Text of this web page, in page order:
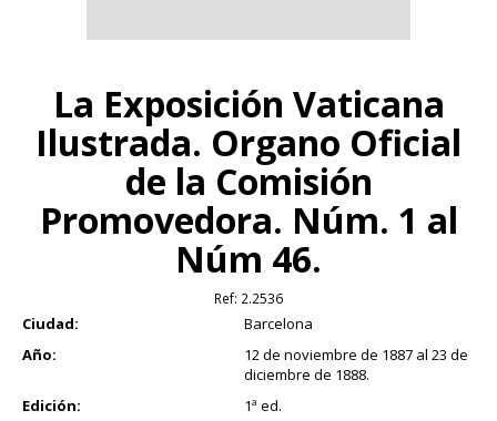
La Exposición Vaticana
Ilustrada. Organo Oficial
de la Comisión
Promovedora. Núm. 1 al
Núm 46.
Ref: 2.2536
Ciudad:
Barcelona
Año:
12 de noviembre de 1887 al 23 de
diciembre de 1888.
Edición:
1ª ed.